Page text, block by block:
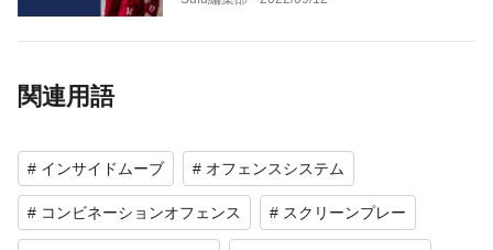
関連用語
# インサイドムーブ # オフェンスシステム
# コンビネーションオフェンス # スクリーンプレー